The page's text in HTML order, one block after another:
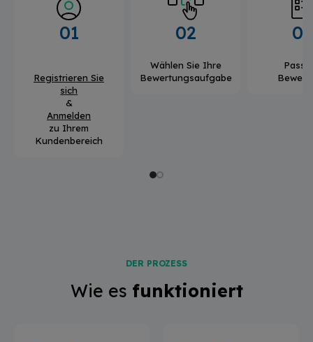
01
Registrieren Sie
sich
&
Anmelden
zu Ihrem
Kundenbereich
02
Wählen Sie Ihre
Bewertungsaufgabe
03
Pass
DER PROZESS
Wie es funktioniert